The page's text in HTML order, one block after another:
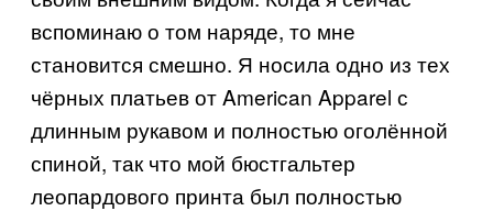
вспоминаю о том наряде, то мне
становится смешно. Я носила одно из тех
чёрных платьев от American Apparel с
длинным рукавом и полностью оголённой
спиной, так что мой бюстгальтер
леопардового принта был полностью